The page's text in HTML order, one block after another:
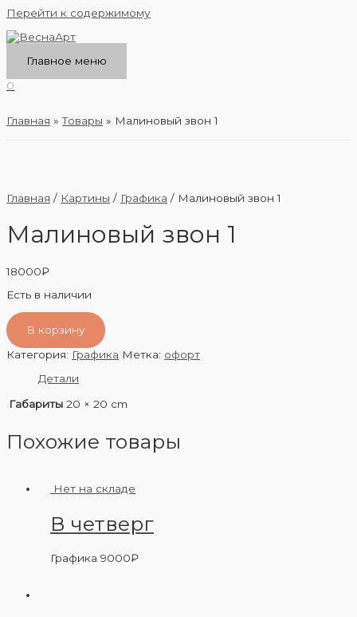
Перейти к содержимому
Главное меню
0
Главная Товары Малиновый звон 1
Главная / Картины / Графика / Малиновый звон 1
Малиновый звон 1
18000₽
Есть в наличии
В корзину
Категория: Графика Метка: офорт
Детали
Габариты 20 × 20 cm
Похожие товары
Нет на складе
В четверг
Графика 9000₽